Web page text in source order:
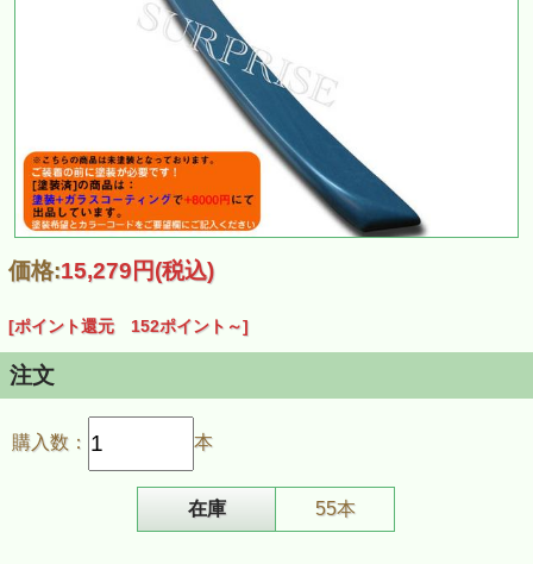
価格:15,279円(税込)
[ポイント還元 152ポイント～]
注文
購入数： 本
在庫 55本